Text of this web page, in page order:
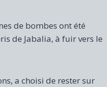
de bombes ont été
de Jabalia, à fuir vers le
a choisi de rester sur